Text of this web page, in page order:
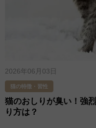
2026年06月03日
猫の特徴・習性
猫のおしりが臭い！強
り方は？